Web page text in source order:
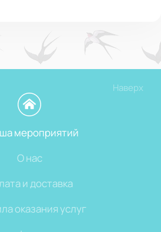
Наверх
мероприятий
О нас
и доставка
оказания услуг